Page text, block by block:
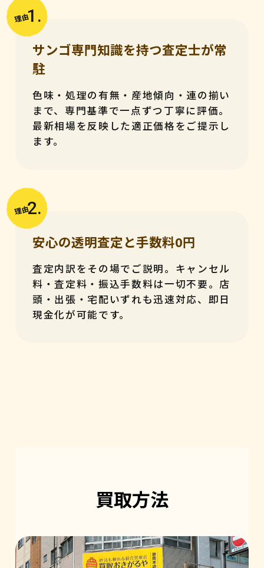
理由1.
サンゴ専門知識を持つ査定士が常
駐
色味・処理の有無・産地傾向・連の揃い
まで、専門基準で一点ずつ丁寧に評価。
最新相場を反映した適正価格をご提示し
ます。
理由2.
安心の透明査定と手数料0円
査定内訳をその場でご説明。キャンセル
料・査定料・振込手数料は一切不要。店
頭・出張・宅配いずれも迅速対応、即日
現金化が可能です。
買取方法